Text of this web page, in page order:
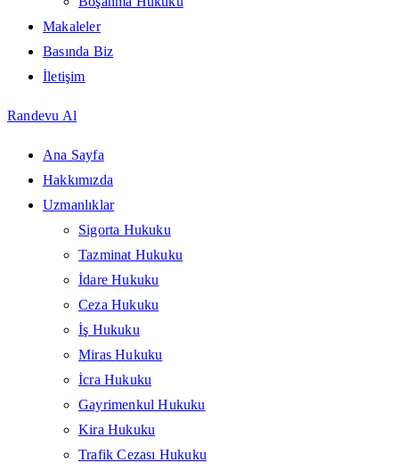
Makaleler
Basında Biz
İletişim
Randevu Al
Ana Sayfa
Hakkımızda
Uzmanlıklar
Sigorta Hukuku
Tazminat Hukuku
İdare Hukuku
Ceza Hukuku
İş Hukuku
Miras Hukuku
İcra Hukuku
Gayrimenkul Hukuku
Kira Hukuku
Trafik Cezası Hukuku